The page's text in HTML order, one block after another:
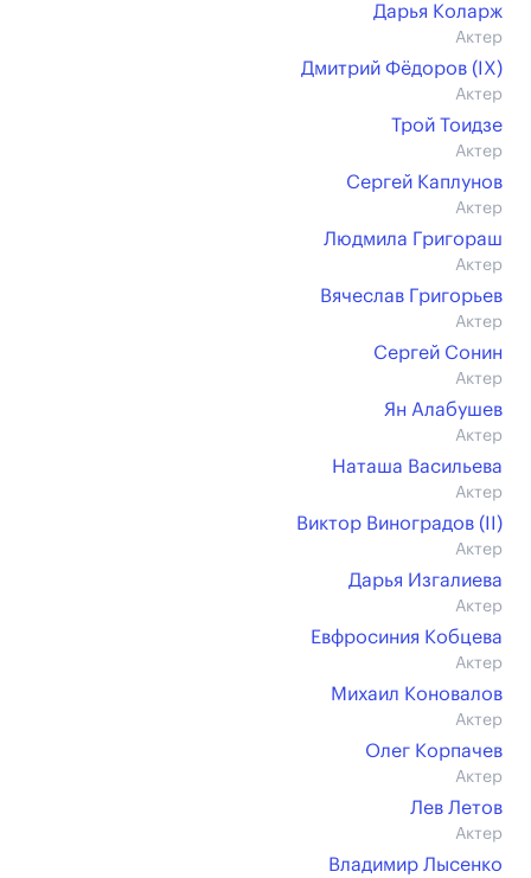
Дарья Коларж
Актер
Дмитрий Фёдоров (IX)
Актер
Трой Тоидзе
Актер
Сергей Каплунов
Актер
Людмила Григораш
Актер
Вячеслав Григорьев
Актер
Сергей Сонин
Актер
Ян Алабушев
Актер
Наташа Васильева
Актер
Виктор Виноградов (II)
Актер
Дарья Изгалиева
Актер
Евфросиния Кобцева
Актер
Михаил Коновалов
Актер
Олег Корпачев
Актер
Лев Летов
Актер
Владимир Лысенко